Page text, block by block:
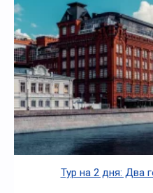
Тур на 2 дня: Два